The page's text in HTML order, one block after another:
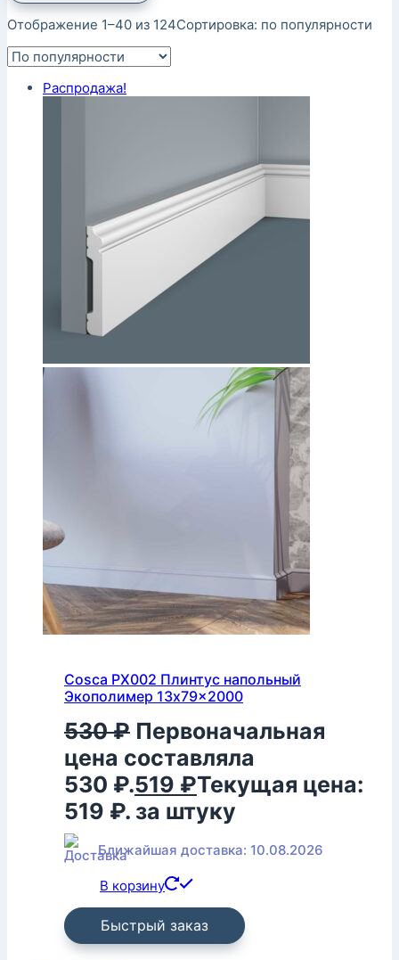
Отображение 1–40 из 124Сортировка: по популярности
Распродажа!
Cosca PX002 Плинтус напольный
Экополимер 13x79x2000
530₽ Первоначальная
цена составляла
530 ₽.519 ₽Текущая цена:
519 ₽. за штуку
Ближайшая доставка: 10.08.2026
В корзину
Быстрый заказ